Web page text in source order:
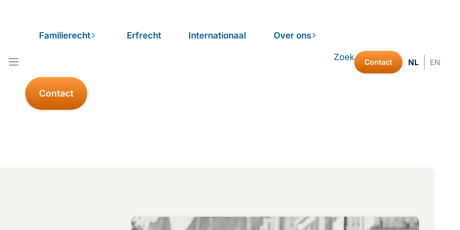
Familierecht Erfrecht Internationaal Over ons
Contact
Zoek Contact NL EN